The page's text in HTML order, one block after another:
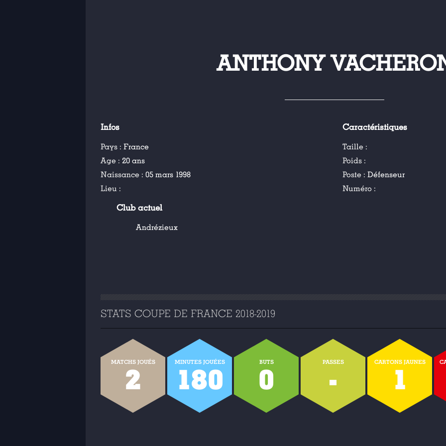
ANTHONY
Infos
Pays : France
Age : 20 ans
Naissance : 05 mars 1998
Lieu :
Caractéristiques
Taille :
Poids :
Poste :Défenseur
Numéro :
Club actuel
Andrézieux
STATS COUPE DE FRANCE 2018-2019
MATCHS JOUÉS
2
MINUTES JOUÉES
180
BUTS
0
PASSES
-
CARTONS JAUNES
1